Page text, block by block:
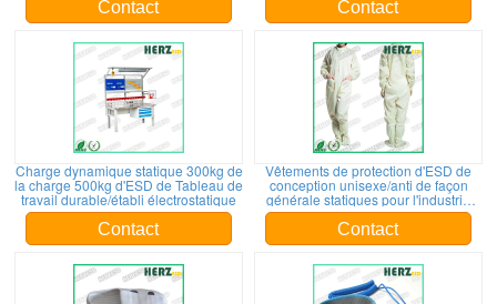
Contact
Contact
Charge dynamique statique 300kg de
la charge 500kg d'ESD de Tableau de
travail durable/établi électrostatique
Contact
Vêtements de protection d'ESD de
conception unisexe/anti de façon
générale statiques pour l'industrie
électronique
Contact